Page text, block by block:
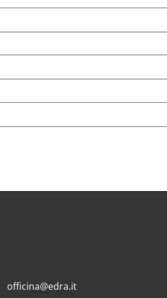
officina@edra.it